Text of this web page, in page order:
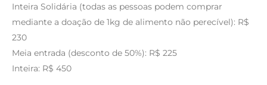
Inteira Solidária (todas as pessoas podem comprar
mediante a doação de 1kg de alimento não perecível): R$
230
Meia entrada (desconto de 50%): R$ 225
Inteira: R$ 450